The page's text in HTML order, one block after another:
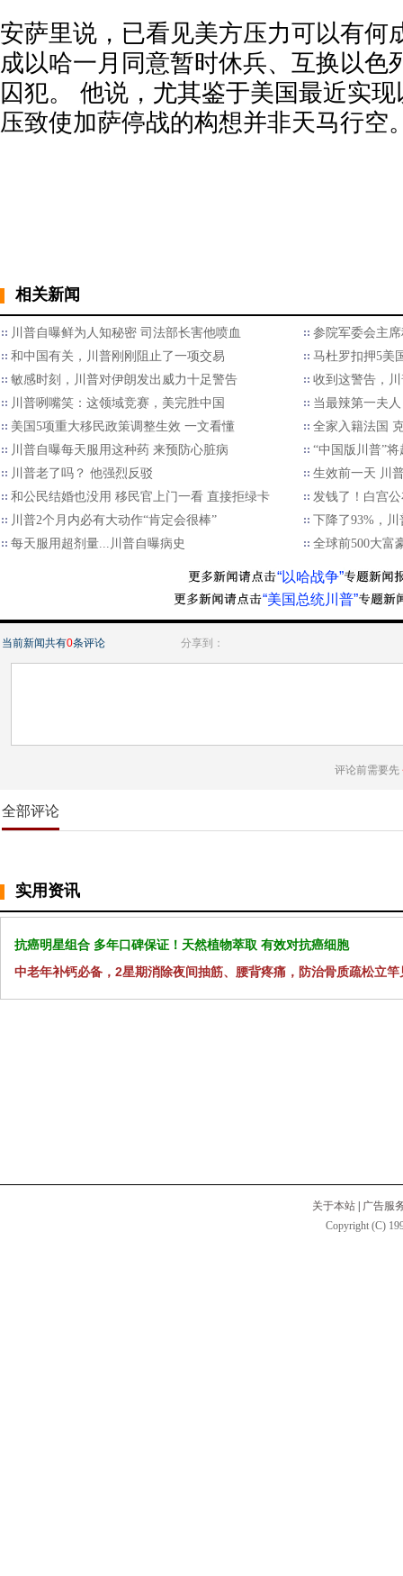
安萨里说，已看见美方压力可以有何
成以哈一月同意暂时休兵、互换以色
囚犯。 他说，尤其鉴于美国最近实
压致使加萨停战的构想并非天马行空
相关新闻
川普自曝鲜为人知秘密 司法部长害他喷血
参院军委会主
和中国有关，川普刚刚阻止了一项交易
马杜罗扣押5美
敏感时刻，川普对伊朗发出威力十足警告
收到这警告，
川普咧嘴笑：这领域竞赛，美完胜中国
当最辣第一夫
美国5项重大移民政策调整生效 一文看懂
全家入籍法国
川普自曝每天服用这种药 来预防心脏病
“中国版川普”
川普老了吗？ 他强烈反驳
生效前一天 川
和公民结婚也没用 移民官上门一看 直接拒绿卡
发钱了！白宫
川普2个月内必有大动作“肯定会很棒”
下降了93%，
每天服用超剂量...川普自曝病史
全球前500大富
“以哈战争”
“美国总统川普”
当前新闻共有0条评论 分享到：
评论前需要先
全部评论
实用资讯
抗癌明星组合 多年口碑保证！天然植物萃取 有效对抗癌细胞
中老年补钙必备，2星期消除夜间抽筋、腰背疼痛，防治骨质疏松立竿
关于本站
广告服
Copyright (C)